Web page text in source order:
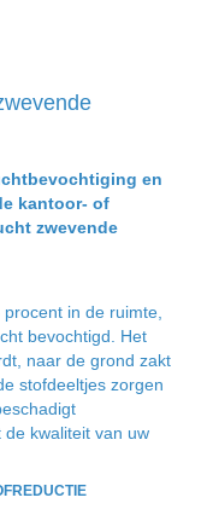
en
kantoor- of
zwevende
in de ruimte,
bevochtigd. Het
naar de grond zakt
stofdeeltjes zorgen
kwaliteit van uw